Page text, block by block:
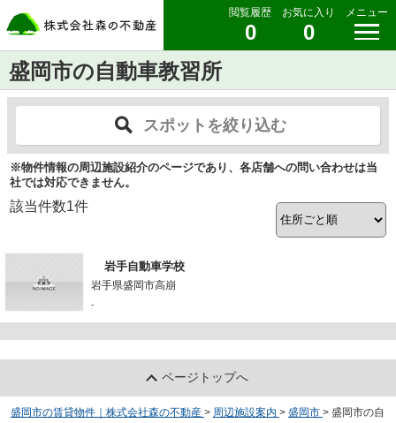
閲覧履歴
0
お気に入り
0
メニュー
盛岡市の自動車教習所
スポットを絞り込む
※物件情報の周辺施設紹介のページであり、各店舗への問い合わせは当
社では対応できません。
該当件数1件
岩手自動車学校
岩手県盛岡市高崩
-
ページトップへ
盛岡市の賃貸物件｜株式会社森の不動産 > 周辺施設案内 > 盛岡市 > 盛岡市の自